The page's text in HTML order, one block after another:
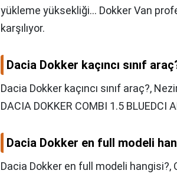
yükleme yüksekliği... Dokker Van
karşılıyor.
Dacia Dokker kaçıncı sınıf
Dacia Dokker kaçıncı sınıf araç?,
DACIA DOKKER COMBI 1.5 BLUEDCI
Dacia Dokker en full modeli
Dacia Dokker en full modeli hangisi?,